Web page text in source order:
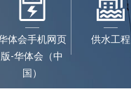
体会手机网页
版-华体会（中
国）
供水工程